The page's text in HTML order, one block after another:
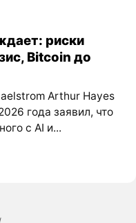
риски
Bitcoin до
Arthur Hayes
года заявил, что
с AI и...